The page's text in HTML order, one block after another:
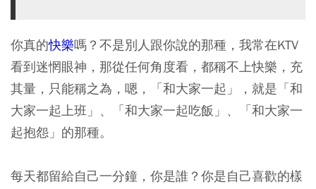
你真的快樂嗎？不是別人跟你說的那種，我常在KTV
看到迷惘眼神，那從任何角度看，都稱不上快樂，充
其量，只能稱之為，嗯，「和大家一起」，就是「和
大家一起上班」、「和大家一起吃飯」、「和大家一
起抱怨」的那種。
每天都留給自己一分鐘，你是誰？你是自己喜歡的樣